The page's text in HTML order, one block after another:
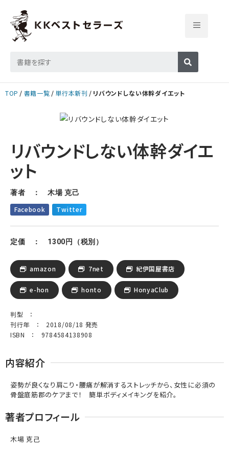
TOP 書籍一覧 単行本新刊 リバウンドしない体幹ダイエット
リバウンドしない体幹ダイエ
ット
著者 ： 木場 克己
Facebook Twitter
定価 ： 1300円（税別）
amazon 7net 紀伊国屋書店
e-hon honto HonyaClub
判型 ：
刊行年 ： 2018/08/18 発売
ISBN ： 9784584138908
内容紹介
姿勢が良くなり肩こり・腰痛が解消するストレッチから、女性に必須の
骨盤底筋郡のケアまで！ 簡単ボディメイキングを紹介。
著者プロフィール
木場 克己